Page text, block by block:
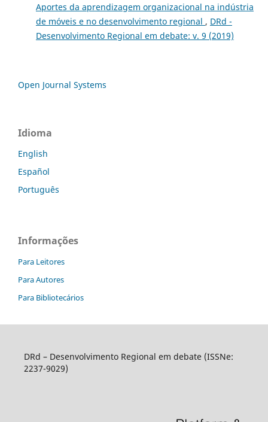
Aportes da aprendizagem organizacional na indústria
de móveis e no desenvolvimento regional , DRd -
Desenvolvimento Regional em debate: v. 9 (2019)
Open Journal Systems
Idioma
English
Español
Português
Informações
Para Leitores
Para Autores
Para Bibliotecários
DRd – Desenvolvimento Regional em debate (ISSNe:
2237-9029)